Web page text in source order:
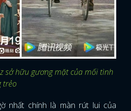
sở hữu gương mặt của mối tình
trẻo
nhất chính là màn rút lui của